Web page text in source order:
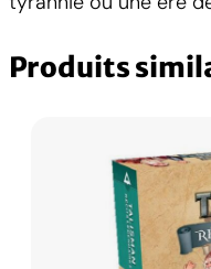
Produits